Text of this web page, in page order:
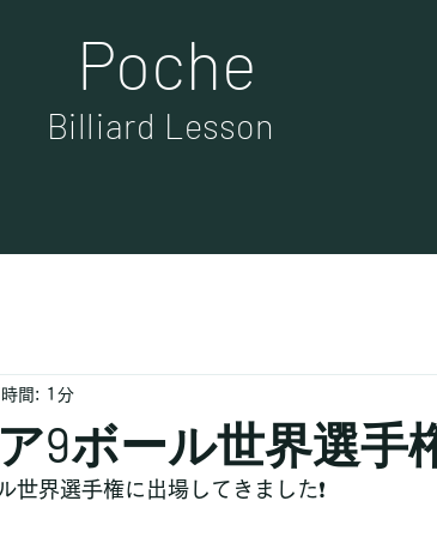
Poche
Billiard Lesson
9ボール世界選手
間: 1分
界選手権に出場してきました❗️